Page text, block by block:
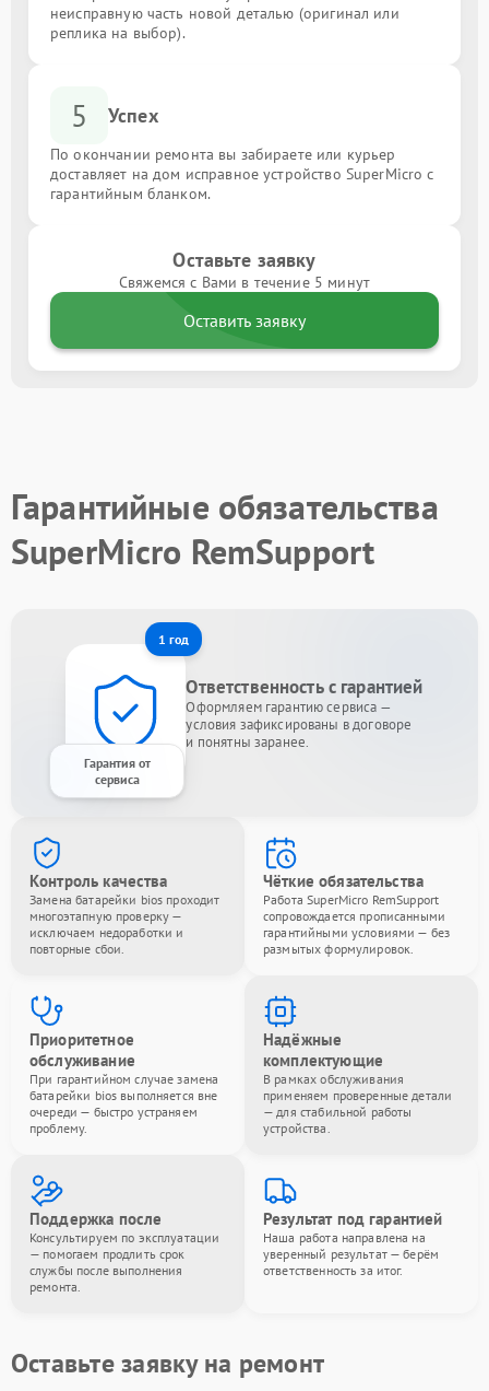
неисправную часть новой деталью (оригинал или
реплика на выбор).
5 Успех
По окончании ремонта вы забираете или курьер
доставляет на дом исправное устройство SuperMicro с
гарантийным бланком.
Оставьте заявку
Свяжемся с Вами в течение 5 минут
Оставить заявку
Гарантийные обязательства
SuperMicro RemSupport
1 год
Гарантия от
сервиса
Ответственность с гарантией
Оформляем гарантию сервиса —
условия зафиксированы в договоре
и понятны заранее.
Контроль качества
Замена батарейки bios проходит
многоэтапную проверку —
исключаем недоработки и
повторные сбои.
Чёткие обязательства
Работа SuperMicro RemSupport
сопровождается прописанными
гарантийными условиями — без
размытых формулировок.
Приоритетное
обслуживание
При гарантийном случае замена
батарейки bios выполняется вне
очереди — быстро устраняем
проблему.
Надёжные
комплектующие
В рамках обслуживания
применяем проверенные детали
— для стабильной работы
устройства.
Поддержка после
Консультируем по эксплуатации
— помогаем продлить срок
службы после выполнения
ремонта.
Результат под гарантией
Наша работа направлена на
уверенный результат — берём
ответственность за итог.
Оставьте заявку на ремонт